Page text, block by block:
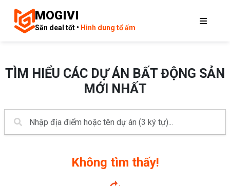
MOGIVI
Săn deal tốt • Hình dung tổ ấm
TÌM HIỂU CÁC DỰ ÁN BẤT ĐỘNG SẢN
MỚI NHẤT
Không tìm thấy!